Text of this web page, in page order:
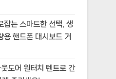
잡는 스마트한 선택, 생
용 핸드폰 대시보드 거
도어 원터치 텐트로 간